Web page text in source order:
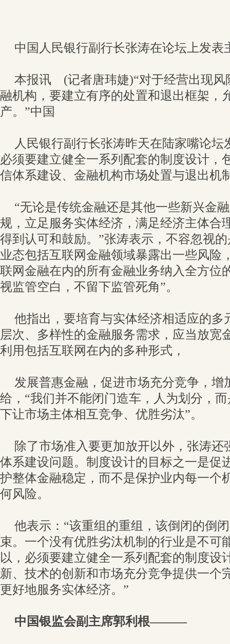
中国人民银行副行长张涛在论坛上发表
本报讯 (记者唐玮婕)“对于经营出现风
融机构，要建立有序的处置和退出框架，
产。”中国
人民银行副行长张涛昨天在陆家嘴论
必须要建立健全一系列配套的制度设计，
信体系建设、金融机构市场处置与退出机
“无论是传统金融还是其他一些新兴金
规，立足服务实体经济，满足经济主体合
得到认可和鼓励。”张涛表示，不容忽视
业态包括互联网金融领域暴露出一些风险
联网金融在内的所有金融业务纳入全方位
视监管空白，不留下监管死角”。
他指出，要培育与实体经济相适应的多
层次、多样性的金融服务需求，应当放宽
利用包括互联网在内的多种形式，
发展普惠金融，促进市场充分竞争，增
给，“我们并不能闭门造车，人为划分，
下让市场主体相互竞争、优胜劣汰”。
除了市场准入要更加放开以外，张涛还
体系建设问题。制度设计的目标之一是促
护整体金融稳定，而不是保护业内每一个
何风险。
他表示：“该重组的重组，该倒闭的倒
束。一个没有优胜劣汰机制的行业是不可
以，必须要建立健全一系列配套的制度设
新、技术的创新和市场充分竞争提供一个
更好地服务实体经济。”
中国银监会副主席郭利根———